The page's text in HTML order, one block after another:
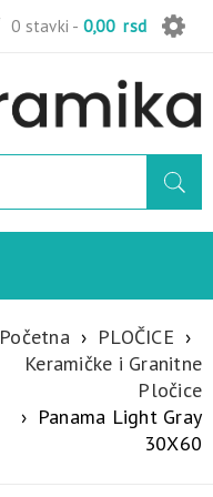
0 stavki - 0,00 rsd
Početna › PLOČICE ›
Keramičke i Granitne
Pločice
› Panama Light Gray
30X60